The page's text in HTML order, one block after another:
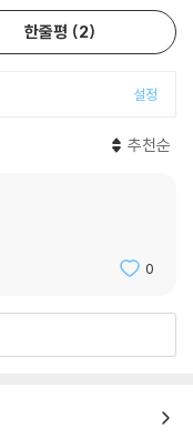
한줄평 2
설정
추천순
0